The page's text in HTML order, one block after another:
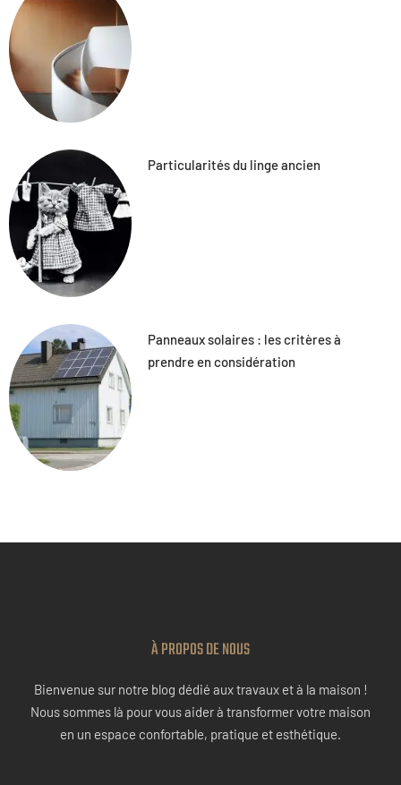
Particularités du linge ancien
Panneaux solaires : les critères à
prendre en considération
À PROPOS DE NOUS
Bienvenue sur notre blog dédié aux travaux et à la maison !
Nous sommes là pour vous aider à transformer votre maison
en un espace confortable, pratique et esthétique.